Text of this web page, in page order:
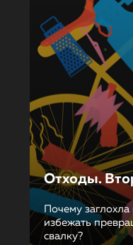
Отходы.
Почему
избежать
свалку?